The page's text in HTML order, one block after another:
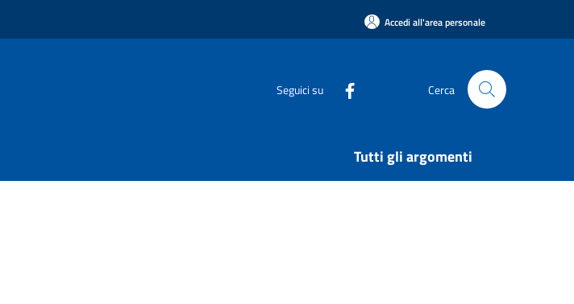
Accedi all'area personale
Seguici su Cerca
Tutti gli argomenti